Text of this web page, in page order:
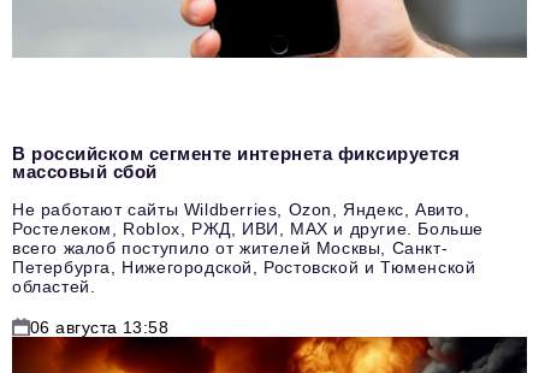
В российском сегменте интернета фиксируется
массовый сбой
Не работают сайты Wildberries, Ozon, Яндекс, Авито,
Ростелеком, Roblox, РЖД, ИВИ, MAX и другие. Больше
всего жалоб поступило от жителей Москвы, Санкт-
Петербурга, Нижегородской, Ростовской и Тюменской
областей.
06 августа 13:58